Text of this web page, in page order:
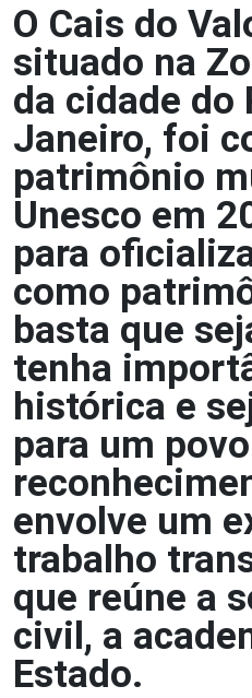
O Cais do
situado na
da cidade do
Janeiro, foi
patrimônio
Unesco em
para
como
basta que
tenha
histórica e
para um
envolve um
trabalho
que reúne a
civil, a
Estado.